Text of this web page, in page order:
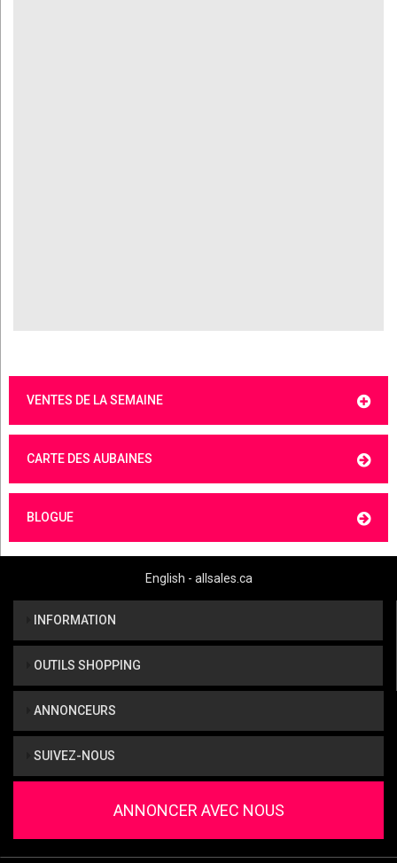
VENTES DE LA SEMAINE
CARTE DES AUBAINES
BLOGUE
English - allsales.ca
INFORMATION
OUTILS SHOPPING
ANNONCEURS
SUIVEZ-NOUS
ANNONCER AVEC NOUS